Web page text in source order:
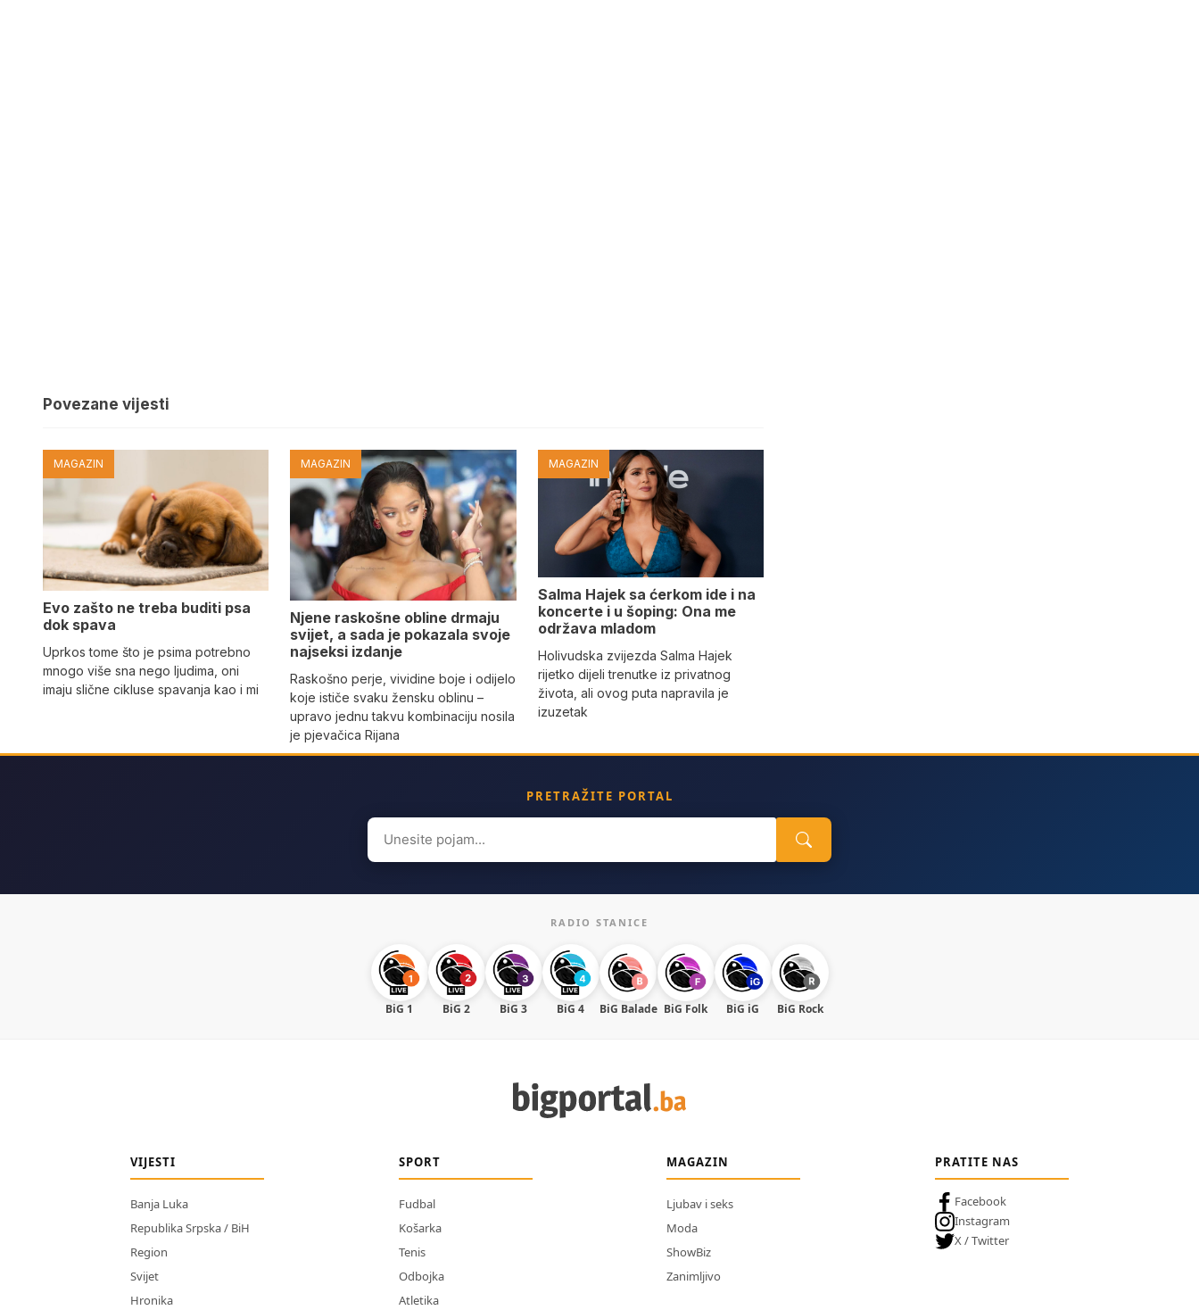
Povezane vijesti
MAGAZIN
Evo zašto ne treba buditi psa
dok spava
Uprkos tome što je psima potrebno
mnogo više sna nego ljudima, oni
imaju slične cikluse spavanja kao i mi
MAGAZIN
Njene raskošne obline drmaju
svijet, a sada je pokazala svoje
najseksi izdanje
Raskošno perje, vividine boje i odijelo
koje ističe svaku žensku oblinu –
upravo jednu takvu kombinaciju nosila
je pjevačica Rijana
MAGAZIN
Salma Hajek sa ćerkom ide i na
koncerte i u šoping: Ona me
održava mladom
Holivudska zvijezda Salma Hajek
rijetko dijeli trenutke iz privatnog
života, ali ovog puta napravila je
izuzetak
PRETRAŽITE PORTAL
Search
for:
RADIO STANICE
BiG 1 BiG 2 BiG 3 BiG 4 BiG Balade BiG Folk BiG iG BiG Rock
VIJESTI
Banja Luka
Republika Srpska / BiH
Region
Svijet
Hronika
SPORT
Fudbal
Košarka
Tenis
Odbojka
Atletika
MAGAZIN
Ljubav i seks
Moda
ShowBiz
Zanimljivo
PRATITE NAS
Facebook
Instagram
X / Twitter